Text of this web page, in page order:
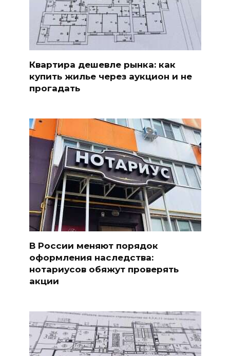
Квартира дешевле рынка: как
купить жилье через аукцион и не
прогадать
В России меняют порядок
оформления наследства:
нотариусов обяжут проверять
акции